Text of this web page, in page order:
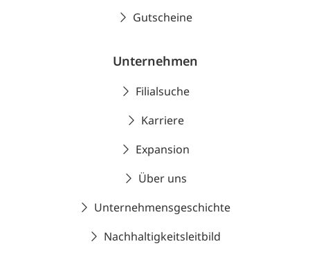
Gutscheine
Unternehmen
Filialsuche
Karriere
Expansion
Über uns
Unternehmensgeschichte
Nachhaltigkeitsleitbild